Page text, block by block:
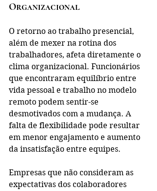
Organizacional
O retorno ao trabalho presencial,
além de mexer na rotina dos
trabalhadores, afeta diretamente o
clima organizacional. Funcionários
que encontraram equilíbrio entre
vida pessoal e trabalho no modelo
remoto podem sentir-se
desmotivados com a mudança. A
falta de flexibilidade pode resultar
em menor engajamento e aumento
da insatisfação entre equipes.
Empresas que não consideram as
expectativas dos colaboradores